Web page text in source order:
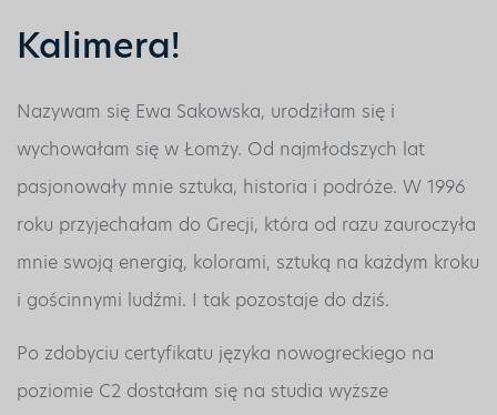
Kalimera!
Nazywam się Ewa Sakowska, urodziłam się i
wychowałam się w Łomży. Od najmłodszych lat
pasjonowały mnie sztuka, historia i podróże. W 1996
roku przyjechałam do Grecji, która od razu zauroczyła
mnie swoją energią, kolorami, sztuką na każdym kroku
i gościnnymi ludźmi. I tak pozostaje do dziś.
Po zdobyciu certyfikatu języka nowogreckiego na
poziomie C2 dostałam się na studia wyższe